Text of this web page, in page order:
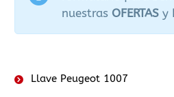
nuestras OFERTAS y
Llave Peugeot 1007